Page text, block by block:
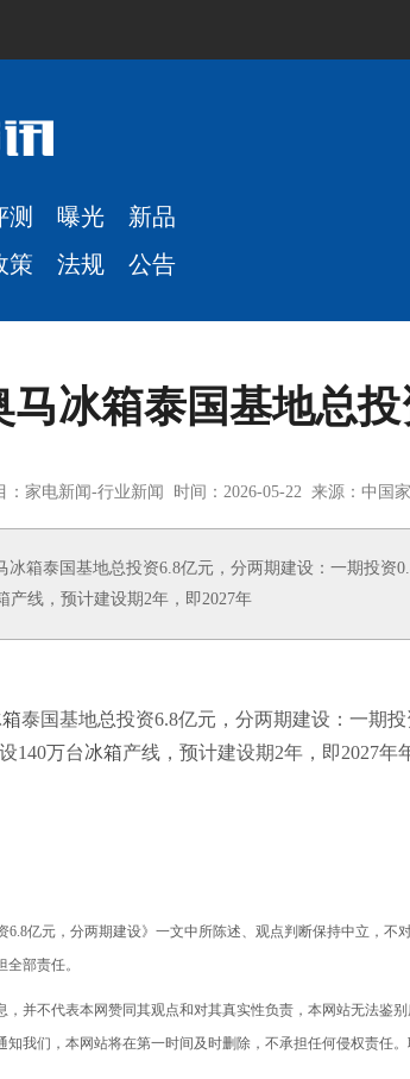
测 曝光
新品
策 法规 公告
冰箱泰国基地总
：家电新闻-行业新闻 时间：2026-05-22 来源：中国
泰国基地总投资6.8亿元，分两期建设：一期投资
产线，预计建设期2年，即2027年
泰国基地总投资6.8亿元，分两期建设：一期
140万台冰箱产线，预计建设期2年，即2027年
亿元，分两期建设》一文中所陈述、观点判断保持中立，不
部责任。
并不代表本网赞同其观点和对其真实性负责，本网站无法鉴
我们，本网站将在第一时间及时删除，不承担任何侵权责任。